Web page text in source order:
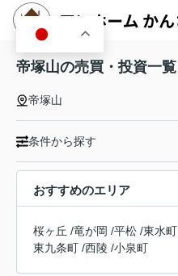
帝塚山の売買・投資一覧
帝塚山
条件から探す
おすすめのエリア
桜ヶ丘 /竜が岡 /平松 /東水町
東九条町 /西陵 /小泉町